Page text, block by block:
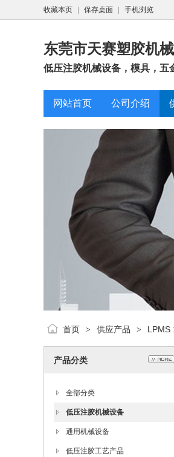
收藏本页 保存桌面 手机浏览
东莞市天赛塑胶机
低压注胶机械设备，模具，五
网站首页 公司介绍
首页 > 供应产品 > LPMS
产品分类
全部分类
低压注胶机械设备
通用机械设备
低压注胶工艺产品